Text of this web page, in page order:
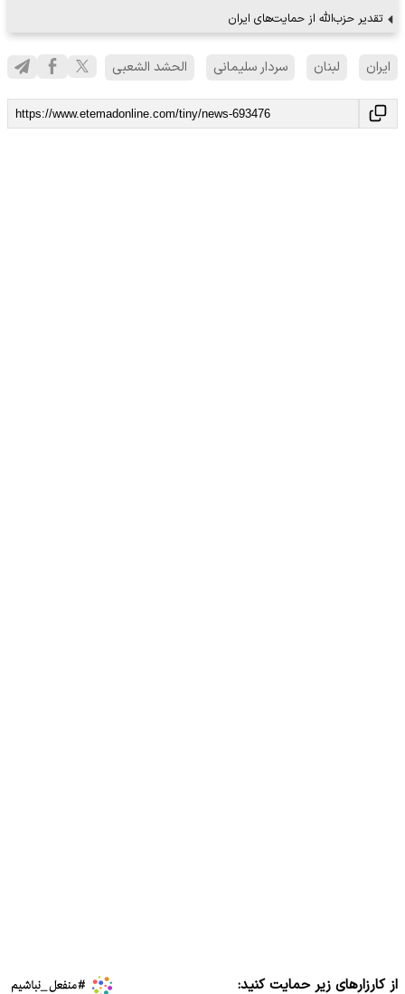
تقدیر حزب‌الله از حمایت‌های ایران
ایران لبنان سردار سلیمانی الحشد الشعبی
از کارزارهای زیر حمایت کنید: